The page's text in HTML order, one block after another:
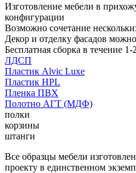
Изготовление мебели в
конфигурации
Возможно сочетание
Декор и отделку фасадов
Бесплатная сборка в течение
ЛДСП
Пластик Alvic Luxe
Пластик HPL
Пленка ПВХ
Полотно АГТ (МДФ)
полки
корзины
штанги
Все образцы мебели
проекту в единственном